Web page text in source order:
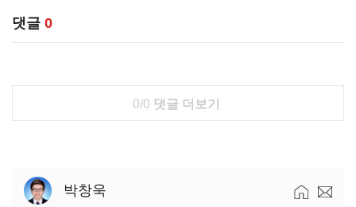
댓글 0
0/0 댓글 더보기
박창욱